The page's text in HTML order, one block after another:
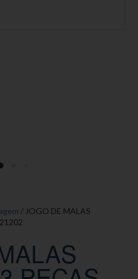
/ JOGO DE MALAS